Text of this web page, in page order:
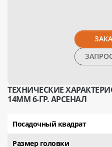
ТЕХНИЧЕСКИЕ
14ММ 6-ГР. АРСЕНАЛ
Посадочный квадрат
Размер головки